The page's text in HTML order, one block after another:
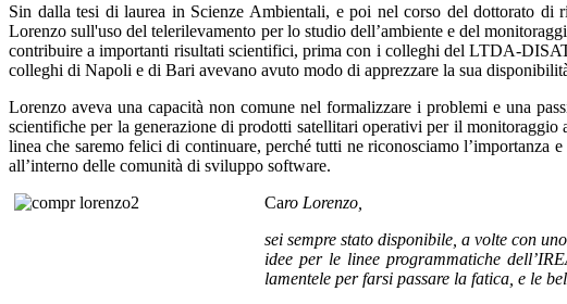
Sin dalla tesi di laurea in Scienze Ambientali, e poi nel corso del dottorato
Lorenzo sull'uso del telerilevamento per lo studio dell’ambiente e del
contribuire a importanti risultati scientifici, prima con i colleghi del LTDA-
colleghi di Napoli e di Bari avevano avuto modo di apprezzare la sua
Lorenzo aveva una capacità non comune nel formalizzare i problemi e una
scientifiche per la generazione di prodotti satellitari operativi per il monitoraggio
linea che saremo felici di continuare, perché tutti ne riconosciamo
all’interno delle comunità di sviluppo software.
Caro Lorenzo,
sei sempre stato disponibile, a volte con
idee per le linee programmatiche
lamentele per farsi passare la fatica, e le